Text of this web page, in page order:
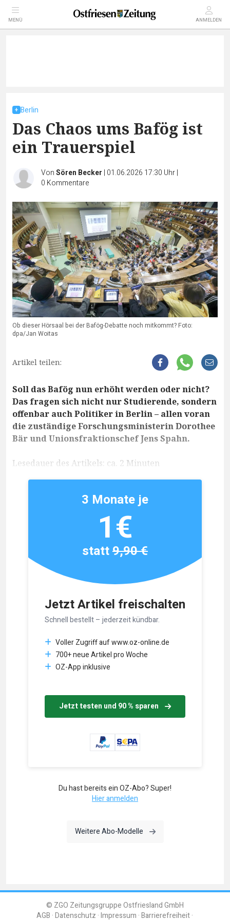
MENÜ ANMELDEN
Berlin
Das Chaos ums Bafög ist
ein Trauerspiel
VonSören Becker | 01.06.2026 17:30 Uhr|
0 Kommentare
Ob dieser Hörsaal bei der Bafög-Debatte noch mitkommt? Foto:
dpa/Jan Woitas
Artikel teilen:
Soll das Bafög nun erhöht werden oder nicht?
Das fragen sich nicht nur Studierende, sondern
offenbar auch Politiker in Berlin – allen voran
die zuständige Forschungsministerin Dorothee
Bär und Unionsfraktionschef Jens Spahn.
Lesedauer des Artikels: ca. 2 Minuten
Jetzt Artikel freischalten
Schnell bestellt – jederzeit kündbar.
Voller Zugriff auf www.oz-online.de
700+ neue Artikel pro Woche
OZ-App inklusive
Jetzt testen und 90 % sparen
3 Monate je
1€
statt9,90 €
Du hast bereits ein OZ-Abo? Super!
Hier anmelden
Weitere Abo-Modelle
© ZGO Zeitungsgruppe Ostfriesland GmbH
AGB Datenschutz Impressum Barrierefreiheit